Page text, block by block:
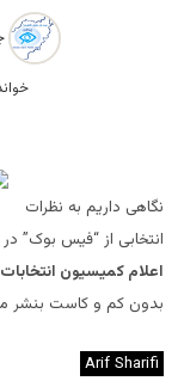
خواندن
نگاهی داریم به نظرات
انتخابی از “فیس بوک”
اعلام کمیسیون انتخابات مبنی سلب
بدون کم و کاست بنشر